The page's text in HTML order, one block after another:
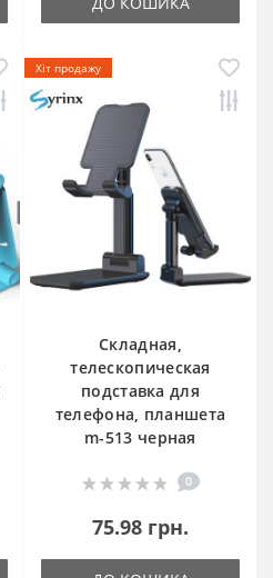
Хіт продажу
Складная,
телескопическая
подставка для
телефонa, планшета
m-513 черная
0
75.98 грн.